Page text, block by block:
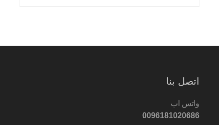
اتصل بنا
واتس اب
0096181020686